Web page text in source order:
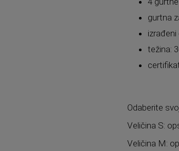
gurtna
težina:
Odaberite
Veličina S:
Veličina M: